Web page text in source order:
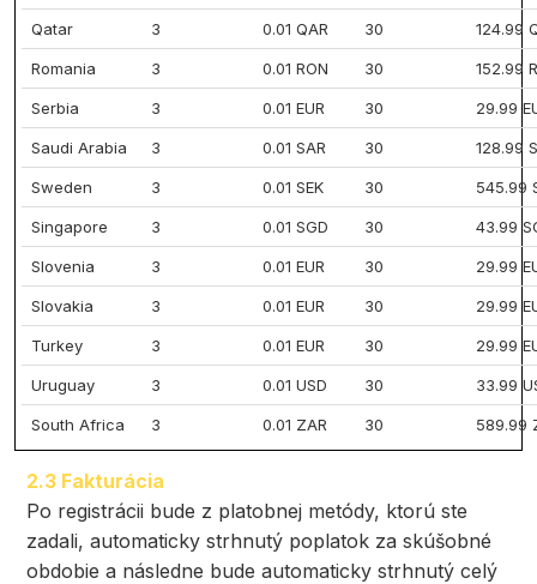
Qatar 3 0.01 QAR 30 124.99
Romania 3 0.01 RON 30 152.99
Serbia 3 0.01 EUR 30 29.99
Saudi Arabia 3 0.01 SAR 30 128.99
Sweden 3 0.01 SEK 30 545.99
Singapore 3 0.01 SGD 30 43.99
Slovenia 3 0.01 EUR 30 29.99
Slovakia 3 0.01 EUR 30 29.99
Turkey 3 0.01 EUR 30 29.99
Uruguay 3 0.01 USD 30 33.99
South Africa 3 0.01 ZAR 30 589.99
2.3 Fakturácia
Po registrácii bude z platobnej metódy, ktorú ste
zadali, automaticky strhnutý poplatok za skúšobné
obdobie a následne bude automaticky strhnutý celý